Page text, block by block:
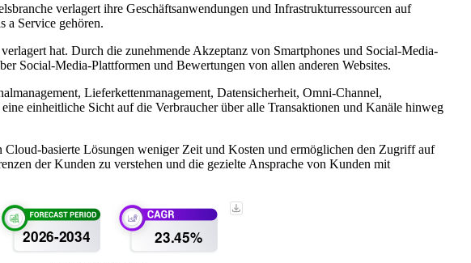
verlagert ihre Geschäftsanwendungen und Infrastrukturressourcen auf
a Service gehören.
hat. Durch die zunehmende Akzeptanz von Smartphones und Social-Media-
Social-Media-Plattformen und Bewertungen von allen anderen Websites.
Lieferkettenmanagement, Datensicherheit, Omni-Channel,
einheitliche Sicht auf die Verbraucher über alle Transaktionen und Kanäle hinweg
basierte Lösungen weniger Zeit und Kosten und ermöglichen den Zugriff auf
der Kunden zu verstehen und die gezielte Ansprache von Kunden mit